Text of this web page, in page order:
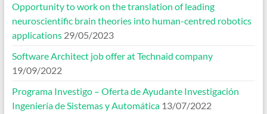
Opportunity to work on the translation of leading
neuroscientific brain theories into human-centred robotics
applications 29/05/2023
Software Architect job offer at Technaid company
19/09/2022
Programa Investigo – Oferta de Ayudante Investigación
Ingeniería de Sistemas y Automática 13/07/2022